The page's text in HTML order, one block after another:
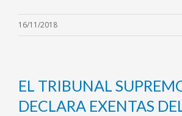
16/11/2018
EL TRIBUNAL
DECLARA EXENTAS